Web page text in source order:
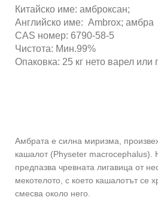
Китайско име: амброксан;
Английско име: Ambrox; амбра
CAS номер: 6790-58-5
Чистота: Мин.99%
Опаковка: 25 кг нето варел или
Амбрата е силна миризма,
кашалот (Physeter macrocephalus).
предпазва чревната лигавица от
мекотелото, с което кашалотът се
смесва около него.